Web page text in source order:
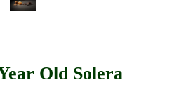
Old Solera